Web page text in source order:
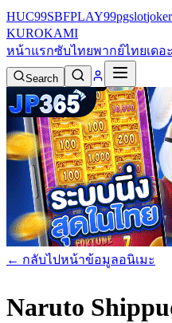
HUC99SBFPLAY99pgslot
KUROKAMI
หน้าแรกซับไทยพากย์ไทยเดอ
Search
← กลับไปหน้าข้อมูลอนิเมะ
Naruto